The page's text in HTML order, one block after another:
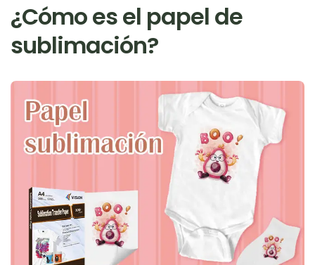
¿Cómo es el papel de
sublimación?